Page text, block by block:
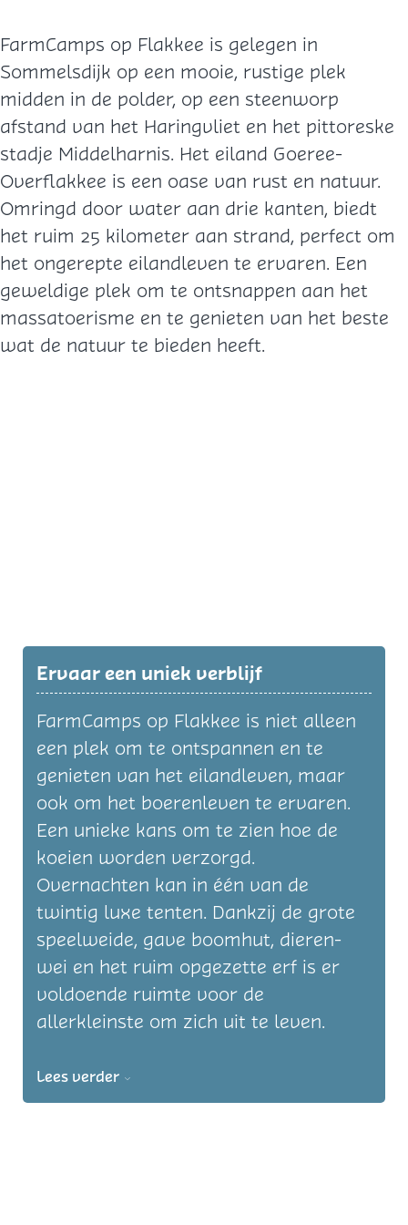
FarmCamps op Flakkee is gelegen in
Sommelsdijk op een mooie, rustige plek
midden in de polder, op een steenworp
afstand van het Haringvliet en het pittoreske
stadje Middelharnis. Het eiland Goeree-
Overflakkee is een oase van rust en natuur.
Omringd door water aan drie kanten, biedt
het ruim 25 kilometer aan strand, perfect om
het ongerepte eilandleven te ervaren. Een
geweldige plek om te ontsnappen aan het
massatoerisme en te genieten van het beste
wat de natuur te bieden heeft.
Ervaar een uniek verblijf
FarmCamps op Flakkee is niet alleen
een plek om te ontspannen en te
genieten van het eilandleven, maar
ook om het boerenleven te ervaren.
Een unieke kans om te zien hoe de
koeien worden verzorgd.
Overnachten kan in één van de
twintig luxe tenten. Dankzij de grote
speelweide, gave boomhut, dieren-
wei en het ruim opgezette erf is er
voldoende ruimte voor de
allerkleinste om zich uit te leven.
Lees verder